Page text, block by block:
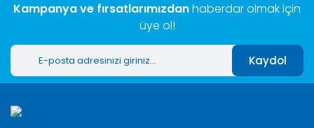
Kampanya ve fırsatlarımızdanhaberdar olmak için
üye ol!
Kaydol